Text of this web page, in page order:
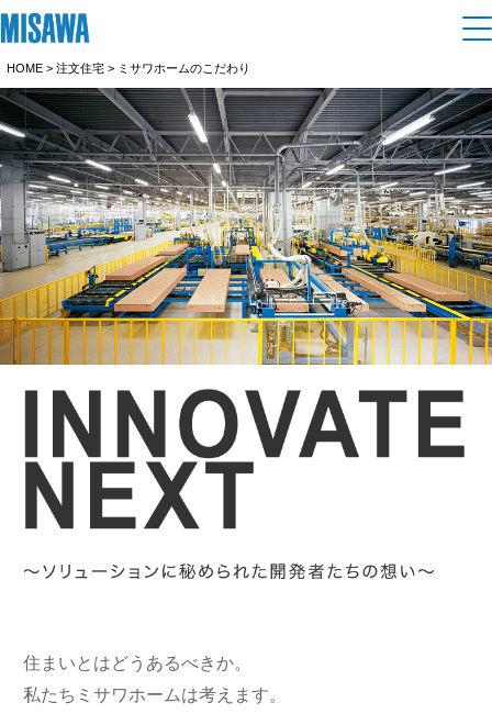
住まい
建てる [注文住宅]
商品ラインアップ
デザイン
テクノロジー（住まいの性能）
デザイナーズギャラリー
インテリア
住まいづくりガイド
分譲住宅（建売・土地）検索
土地活用
個人のお客さま
賃貸住宅
賃貸併用住宅
店舗・各種施設
土地活用モデルルーム見学
土地活用実例
法人のお客さま
社宅建築
リフォーム
戸建て・マンション
リフォームの流れ
リフォームメニュー
リフォーム事例
事業用リノベーション
まちづくり
複合開発事業（ASMACI-アスマチ-）
再開発・官民連携事業
建築再生事業
オーナーサポート
サポートメニュー
住まいるりんぐ（ロングサポート）
保証制度
企業・IR情報
企業・IR
MISAWAについて
ミサワホームグループ
場・イベント情報
HOME > 注文住宅 > ミサワホームのこだわり
住まいとはどうあるべきか。
私たちミサワホームは考えます。